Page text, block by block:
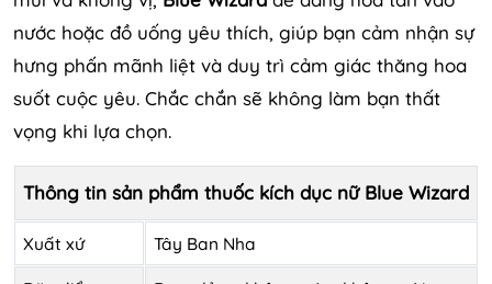
nước hoặc đồ uống yêu thích, giúp bạn cảm nhận sự
hưng phấn mãnh liệt và duy trì cảm giác thăng hoa
suốt cuộc yêu. Chắc chắn sẽ không làm bạn thất
vọng khi lựa chọn.
Thông tin sản phẩm thuốc kích dục nữ Blue Wizard
Xuất xứ Tây Ban Nha